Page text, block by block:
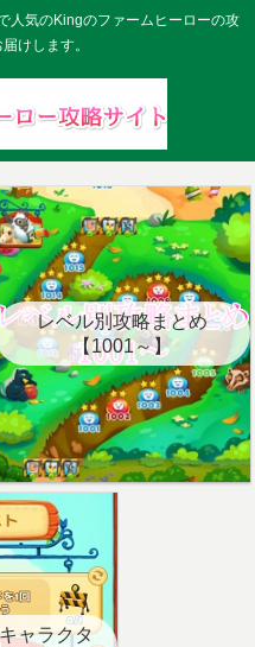
人気のKingのファームヒーローの攻
けします。
レベル別攻略まとめ
【1001～】
ャラクタ